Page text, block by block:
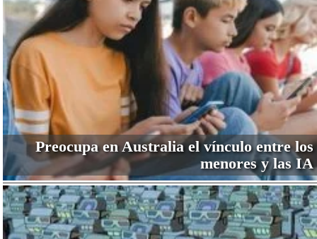
Preocupa en Australia el vínculo entre los
menores y las IA